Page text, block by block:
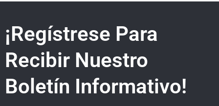
¡Regístrese Para
Recibir Nuestro
Boletín Informativo!